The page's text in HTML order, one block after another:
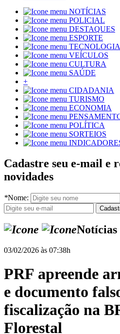
NOTÍCIAS
POLICIAL
DESTAQUES
ESPORTE
TECNOLOGIA
VEÍCULOS
CULTURA
SAÚDE
+
CIDADANIA
TURISMO
ECONOMIA
POLÍTICA
SORTEIOS
Cadastre seu e-mail e
novidades
*Nome:
03/02/2026 às 07:38h
PRF apreende
e documento
fiscalização na
Florestal